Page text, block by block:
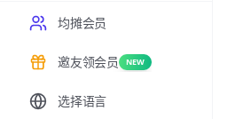
均摊会员
邀友领会员 NEW
选择语言